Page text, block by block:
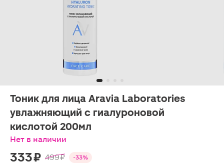
Тоник для лица Aravia Laboratories
увлажняющий с гиалуроновой
кислотой 200мл
Нет в наличии
333 ₽ 499 ₽ -33%